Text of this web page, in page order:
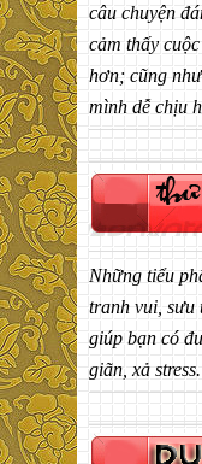
câu chuyện
cảm thấy
hơn; cũng
mình dễ chịu
Những tiểu
tranh vui, sưu
giúp bạn có
giãn, xả stress.